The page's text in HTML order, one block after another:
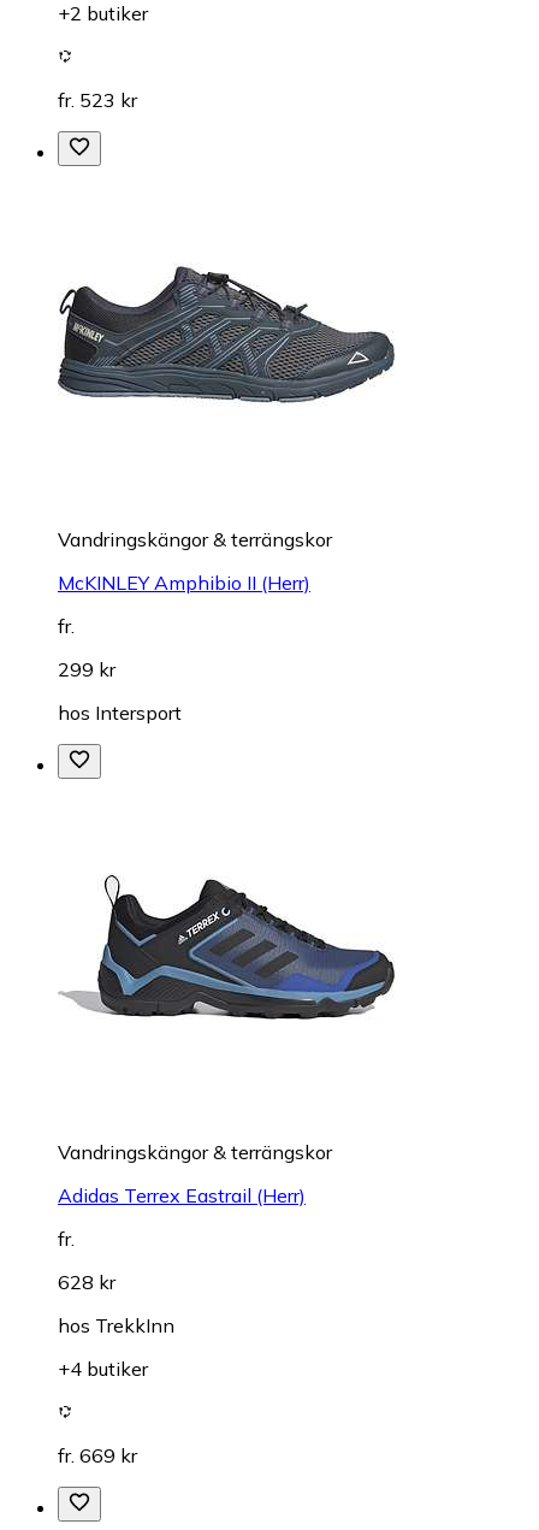
+2 butiker
fr. 523 kr
Vandringskängor & terrängskor
McKINLEY Amphibio II (Herr)
fr.
299 kr
hos Intersport
Vandringskängor & terrängskor
Adidas Terrex Eastrail (Herr)
fr.
628 kr
hos TrekkInn
+4 butiker
fr. 669 kr